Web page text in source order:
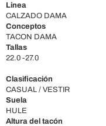
Linea
CALZADO DAMA
Conceptos
TACON DAMA
Tallas
22.0 -27.0
Clasificación
CASUAL / VESTIR
Suela
HULE
Altura del tacón